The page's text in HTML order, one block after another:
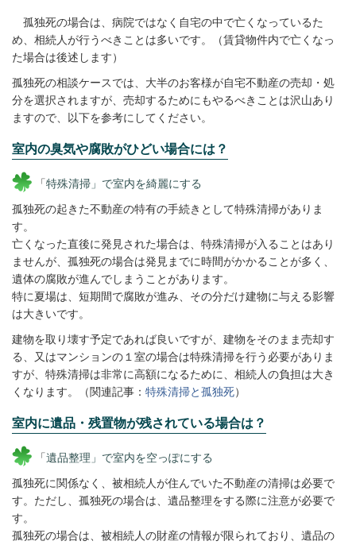
孤独死の場合は、病院ではなく自宅の中で亡くなっているた
め、相続人が行うべきことは多いです。（賃貸物件内で亡くなっ
た場合は後述します）
孤独死の相談ケースでは、大半のお客様が自宅不動産の売却・処
分を選択されますが、売却するためにもやるべきことは沢山あり
ますので、以下を参考にしてください。
室内の臭気や腐敗がひどい場合には？
「特殊清掃」で室内を綺麗にする
孤独死の起きた不動産の特有の手続きとして特殊清掃がありま
す。
亡くなった直後に発見された場合は、特殊清掃が入ることはあり
ませんが、孤独死の場合は発見までに時間がかかることが多く、
遺体の腐敗が進んでしまうことがあります。
特に夏場は、短期間で腐敗が進み、その分だけ建物に与える影響
は大きいです。
建物を取り壊す予定であれば良いですが、建物をそのまま売却す
る、又はマンションの１室の場合は特殊清掃を行う必要がありま
すが、特殊清掃は非常に高額になるために、相続人の負担は大き
くなります。（関連記事： 特殊清掃と孤独死）
室内に遺品・残置物が残されている場合は？
「遺品整理」で室内を空っぽにする
孤独死に関係なく、被相続人が住んでいた不動産の清掃は必要で
す。ただし、孤独死の場合は、遺品整理をする際に注意が必要で
す。
孤独死の場合は、被相続人の財産の情報が限られており、遺品の